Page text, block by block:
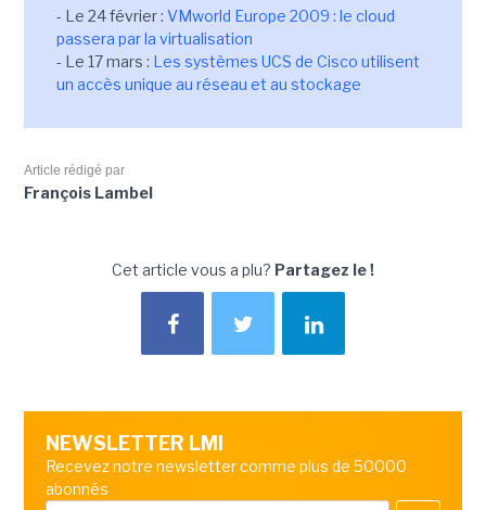
- Le 24 février : VMworld Europe 2009 : le cloud
passera par la virtualisation
- Le 17 mars : Les systèmes UCS de Cisco utilisent
un accès unique au réseau et au stockage
Article rédigé par
François Lambel
Cet article vous a plu? Partagez le !
NEWSLETTER LMI
Recevez notre newsletter comme plus de 50000
abonnés